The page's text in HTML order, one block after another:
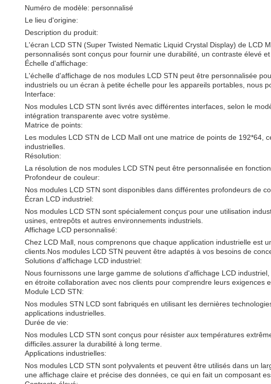
Numéro de modèle: personnalisé
Le lieu d'origine:
Description du produit:
L'écran LCD STN (Super Twisted Nematic Liquid Crystal Display) de LCD
personnalisés sont conçus pour fournir une durabilité, un contraste élevé
Échelle d'affichage:
L'échelle d'affichage de nos modules LCD STN peut être personnalisée
industriels ou un écran à petite échelle pour les appareils portables, nous
Interface:
Nos modules LCD STN sont livrés avec différentes interfaces, selon le
intégration transparente avec votre système.
Matrice de points:
Les modules LCD STN de LCD Mall ont une matrice de points de
industrielles.
Résolution:
La résolution de nos modules LCD STN peut être personnalisée en
Profondeur de couleur:
Nos modules LCD STN sont disponibles dans différentes profondeurs de
Écran LCD industriel:
Nos modules LCD STN sont spécialement conçus pour une utilisation
usines, entrepôts et autres environnements industriels.
Affichage LCD personnalisé:
Chez LCD Mall, nous comprenons que chaque application industrielle est
clients.Nos modules LCD STN peuvent être adaptés à vos besoins de
Solutions d'affichage LCD industriel:
Nous fournissons une large gamme de solutions d'affichage LCD
en étroite collaboration avec nos clients pour comprendre leurs exigences
Module LCD STN:
Nos modules STN LCD sont fabriqués en utilisant les dernières
applications industrielles.
Durée de vie:
Nos modules LCD STN sont conçus pour résister aux températures
difficiles.assurer la durabilité à long terme.
Applications industrielles:
Nos modules LCD STN sont polyvalents et peuvent être utilisés dans un
une affichage claire et précise des données, ce qui en fait un composant